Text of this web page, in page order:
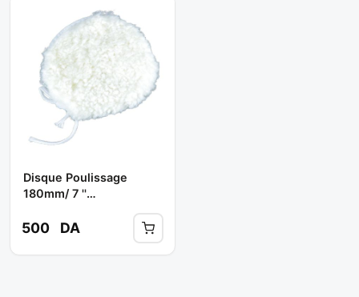
Disque Poulissage
180mm/ 7 ''
CROWN
500 DA